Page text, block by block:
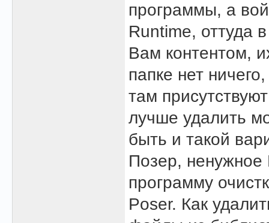
программы, а
Runtime, оттуда
Вам контентом,
папке нет
там
лучше удалить
быть и такой
Позер, ненужное
программу
Poser. Как